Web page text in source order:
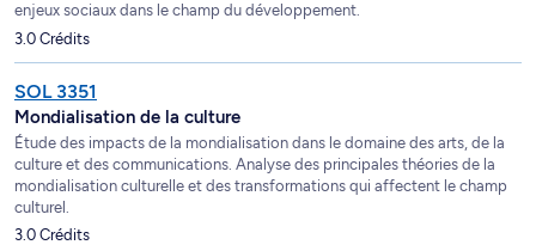
enjeux sociaux dans le champ du développement.
3.0 Crédits
SOL 3351
Mondialisation de la culture
Étude des impacts de la mondialisation dans le domaine des arts, de la
culture et des communications. Analyse des principales théories de la
mondialisation culturelle et des transformations qui affectent le champ
culturel.
3.0 Crédits